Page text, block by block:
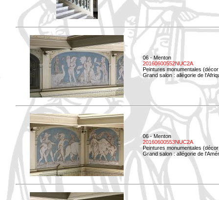
06 - Menton
20160600552NUC2A
Peintures monumentales
Grand salon : allégorie de
06 - Menton
20160600553NUC2A
Peintures monumentales
Grand salon : allégorie de